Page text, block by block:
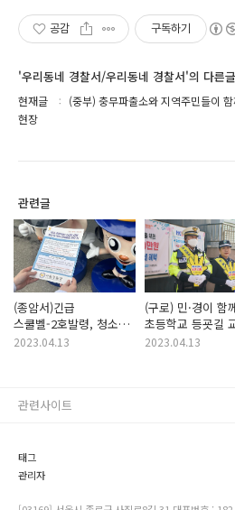
공감 구독하기
'우리동네 경찰서/우리동네 경찰서'의 다른글
현재글
(중부) 충무파출소와 지역주민들이
현장
관련글
(종암서)긴급
스쿨벨-2호발령, 청소년
대상 마약범죄 교육
2023.04.13
(구로) 민·경이 함
초등학교 등굣길
안전 캠페인
2023.04.13
태그
관리자
관련사이트